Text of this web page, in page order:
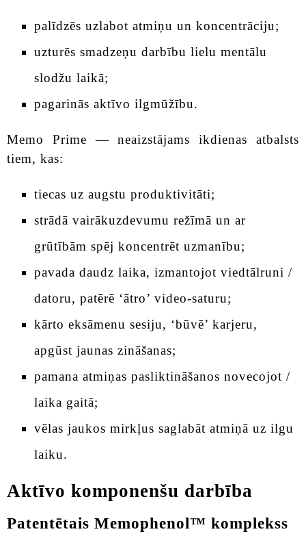
palīdzēs uzlabot atmiņu un koncentrāciju;
uzturēs smadzeņu darbību lielu mentālu
slodžu laikā;
pagarinās aktīvo ilgmūžību.
Memo Prime — neaizstājams ikdienas atbalsts
tiem, kas:
tiecas uz augstu produktivitāti;
strādā vairākuzdevumu režīmā un ar
grūtībām spēj koncentrēt uzmanību;
pavada daudz laika, izmantojot viedtālruni /
datoru, patērē ‘ātro’ video-saturu;
kārto eksāmenu sesiju, ‘būvē’ karjeru,
apgūst jaunas zināšanas;
pamana atmiņas pasliktināšanos novecojot /
laika gaitā;
vēlas jaukos mirkļus saglabāt atmiņā uz ilgu
laiku.
Aktīvo komponenšu darbība
Patentētais Memophenol™ komplekss